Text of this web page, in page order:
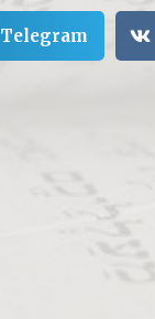
Telegram